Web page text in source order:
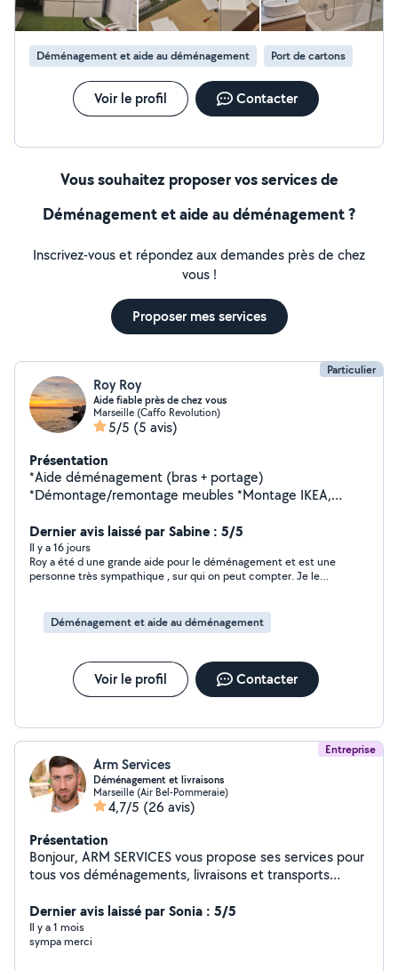
Déménagement et aide au déménagement Port de cartons
Voir le profil Contacter
Vous souhaitez proposer vos services de
Déménagement et aide au déménagement ?
Inscrivez-vous et répondez aux demandes près de chez
vous !
Proposer mes services
Particulier
Roy Roy
Aide fiable près de chez vous
Marseille (Caffo Revolution)
5/5 (5 avis)
Présentation
*Aide déménagement (bras + portage)
*Démontage/remontage meubles *Montage IKEA,
*Débarrassage cave/garage Bonjour, Homme sérieux,
motivé et soigneux, je propose mes services avec
professionnalisme et fiabilité. Ponctuel, à l'écoute et
attentif aux détails, je m'engage à réaliser chaque
attentes. Que ce soit pour un besoin ponctuel ou
régulier, je mets mon expérience et mon savoir-faire à
et de qualité. N'hésitez pas à me contacter, je serai
heureux de vous accompagner dans vos projets.
Dernier avis laissé par Sabine : 5/5
Il y a 16 jours
Roy a été d une grande aide pour le déménagement et est une
personne très sympathique , sur qui on peut compter. Je le
Déménagement et aide au déménagement
Voir le profil Contacter
Entreprise
Arm Services
Déménagement et livraisons
Marseille (Air Bel-Pommeraie)
4,7/5 (26 avis)
Présentation
Bonjour, ARM SERVICES vous propose ses services pour
tous vos déménagements, livraisons et transports
et soigné, réalisé avec sérieux et professionnalisme.
Votre satisfaction est notre priorité. N'hésitez pas à
nous contacter pour toute demande d'information ou
Dernier avis laissé par Sonia : 5/5
Il y a 1 mois
sympa merci